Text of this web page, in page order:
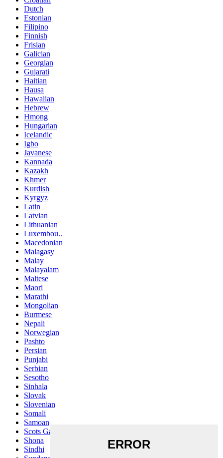
Dutch
Estonian
Filipino
Finnish
Frisian
Galician
Georgian
Gujarati
Haitian
Hausa
Hawaiian
Hebrew
Hmong
Hungarian
Icelandic
Igbo
Javanese
Kannada
Kazakh
Khmer
Kurdish
Kyrgyz
Latin
Latvian
Lithuanian
Luxembou..
Macedonian
Malagasy
Malay
Malayalam
Maltese
Maori
Marathi
Mongolian
Burmese
Nepali
Norwegian
Pashto
Persian
Punjabi
Serbian
Sesotho
Sinhala
Slovak
Slovenian
Somali
Samoan
Scots Gaelic
Shona
Sindhi